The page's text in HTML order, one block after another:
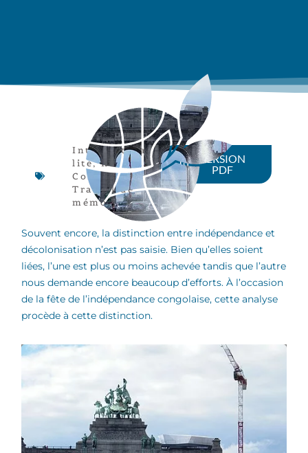
Intercultura
lité,RD
Congo,
Travail de
mémoire
VERSION
PDF
Souvent encore, la distinction entre indépendance et
décolonisation n’est pas saisie. Bien qu’elles soient
liées, l’une est plus ou moins achevée tandis que l’autre
nous demande encore beaucoup d’efforts. À l’occasion
de la fête de l’indépendance congolaise, cette analyse
procède à cette distinction.